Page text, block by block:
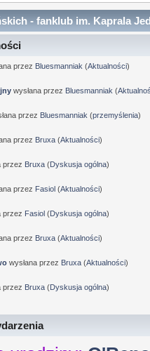
- fanklub im. Kaprala
przez Bluesmanniak (Aktualności)
wysłana przez Bluesmanniak (
przez Bluesmanniak (przemyślenia)
przez Bruxa(Aktualności)
przez Bruxa(Dyskusja ogólna)
przez Fasiol(Aktualności)
przez Fasiol(Dyskusja ogólna)
przez Bruxa(Aktualności)
wysłana przez Bruxa(Aktualności)
przez Bruxa(Dyskusja ogólna)